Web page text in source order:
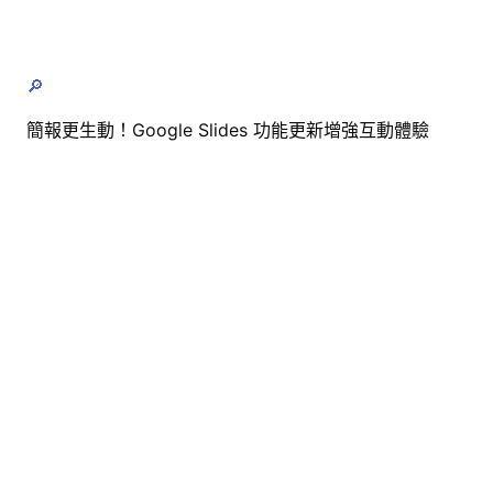
🔎
簡報更生動！Google Slides 功能更新增強互動體驗